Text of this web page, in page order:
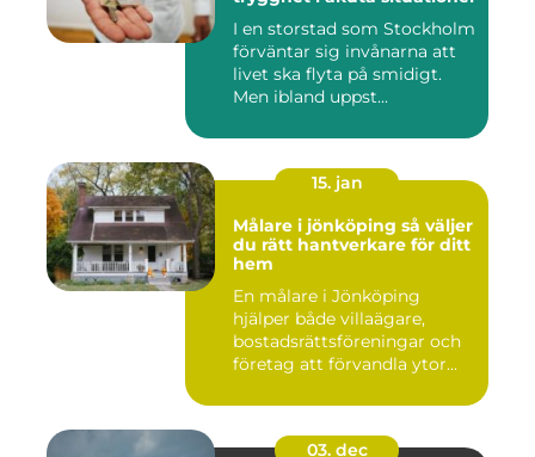
I en storstad som Stockholm
förväntar sig invånarna att
livet ska flyta på smidigt.
Men ibland uppst...
15. jan
Målare i jönköping så väljer
du rätt hantverkare för ditt
hem
En målare i Jönköping
hjälper både villaägare,
bostadsrättsföreningar och
företag att förvandla ytor...
03. dec